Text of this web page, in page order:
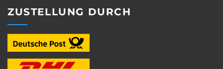
ZUSTELLUNG DURCH